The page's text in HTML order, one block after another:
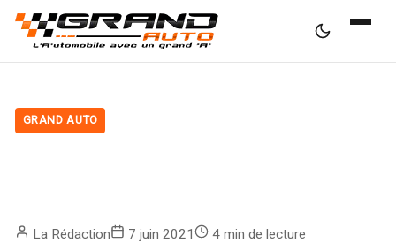
GRAND AUTO
La Rédaction 7 juin 2021 4 min de lecture